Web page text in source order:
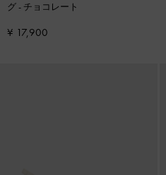
グ- チョコレート
¥ 17,900